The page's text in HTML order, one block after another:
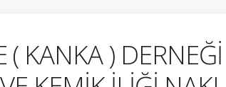
( KANKA )